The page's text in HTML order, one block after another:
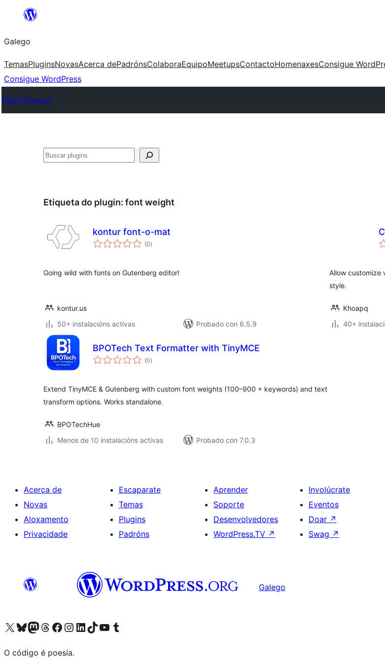
Saltar
contido
Galego
TemasPluginsNovasAcerca dePadrónsColaboraEquipoMeetupsContactoHomenaxesConsigue
Consigue WordPress
Plugin Directory
Buscar
Etiqueta do plugin: font weight
kontur font-o-mat
(0valoracións
totais
)
Going wild with fonts on Gutenberg editor!
kontur.us
50+ instalacións activas
Probado con 6.5.9
Allow customize
style.
Khoapq
40+
BPOTech Text Formatter with TinyMCE
(0valoracións
totais
)
Extend TinyMCE & Gutenberg with custom font weights (100–900 + keywords) and text
transform options. Works standalone.
BPOTechHue
Menos de 10 instalacións activas
Probado con 7.0.3
Acerca de
Novas
Aloxamento
Privacidade
Escaparate
Temas
Plugins
Padróns
Aprender
Soporte
Desenvolvedores
WordPress.TV ↗
Involúcrate
Eventos
Doar ↗
Swag ↗
Galego
Visita la cuenta de X (anteriormente Twitter)
Visita a nosa conta de Bluesky
Visita a nosa conta de Mastodon
Visita a nosa conta de Threads
Visita a nosa páxina de Facebook
Visita a nosa conta de Instagram
Visita a nosa conta de LinkedIn
Visita a nosa conta de TikTok
Visita a nosa canle de YouTube
Visita a nosa conta de Tumblr
O código é poesía.